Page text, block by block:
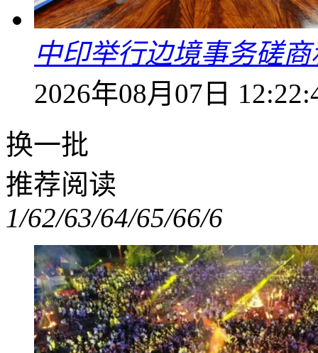
中印举行边境事务磋
2026年08月07日
换一批
推荐阅读
1/62/63/64/65/66/6